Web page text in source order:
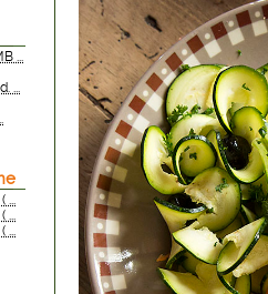
...
...
...
...
...